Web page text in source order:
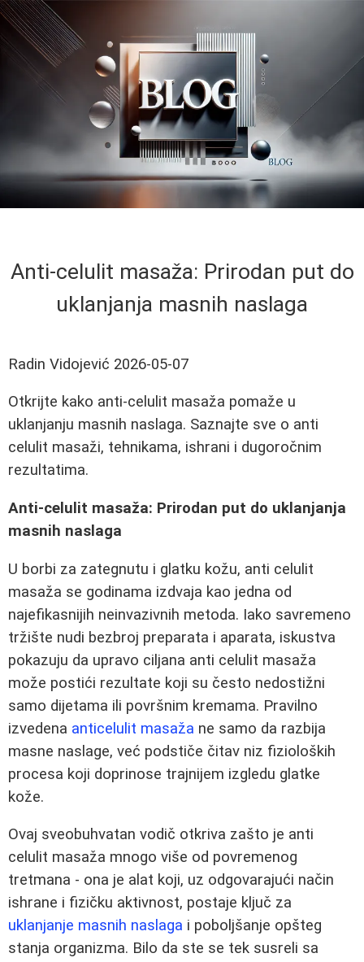
Anti-celulit masaža: Prirodan put do
uklanjanja masnih naslaga
Radin Vidojević 2026-05-07
Otkrijte kako anti-celulit masaža pomaže u
uklanjanju masnih naslaga. Saznajte sve o anti
celulit masaži, tehnikama, ishrani i dugoročnim
rezultatima.
Anti-celulit masaža: Prirodan put do uklanjanja
masnih naslaga
U borbi za zategnutu i glatku kožu, anti celulit
masaža se godinama izdvaja kao jedna od
najefikasnijih neinvazivnih metoda. Iako savremeno
tržište nudi bezbroj preparata i aparata, iskustva
pokazuju da upravo ciljana anti celulit masaža
može postići rezultate koji su često nedostižni
samo dijetama ili površnim kremama. Pravilno
izvedena anticelulit masaža ne samo da razbija
masne naslage, već podstiče čitav niz fizioloških
procesa koji doprinose trajnijem izgledu glatke
kože.
Ovaj sveobuhvatan vodič otkriva zašto je anti
celulit masaža mnogo više od povremenog
tretmana - ona je alat koji, uz odgovarajući način
ishrane i fizičku aktivnost, postaje ključ za
uklanjanje masnih naslaga i poboljšanje opšteg
stanja organizma. Bilo da ste se tek susreli sa